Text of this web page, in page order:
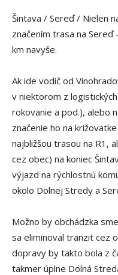
Šintava / Sereď / Nielen
značením trasa na Sereď
km navyše.
Ak ide vodič od
v niektorom z
rokovanie a pod.), alebo
značenie ho na
najbližšou trasou na R1,
cez obec) na koniec
výjazd na rýchlostnú
okolo Dolnej Stredy a
Možno by obchádzka
sa eliminoval tranzit cez
dopravy by takto bola z
takmer úplne Dolná